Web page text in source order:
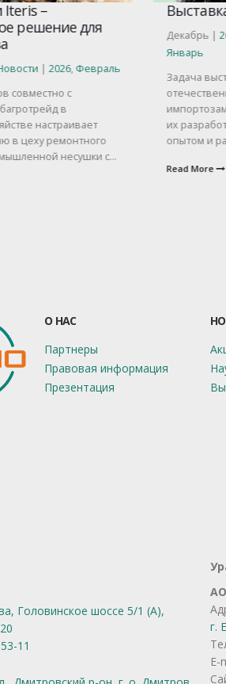
–
для
|2026 , Февраль
с
в
настраивает
ремонтного
несушки с...
Выставка
Декабрь |2026 ,
Январь
Задача
отечественным
их разработок,
опытом и
Read More
О НАС
Партнеры
Правовая информация
Презентация
Головинское шоссе 5/1 (А),
11
АО
г.
E-